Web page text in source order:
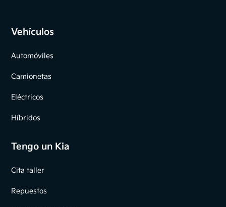
Vehículos
Automóviles
Camionetas
Eléctricos
Híbridos
Tengo un Kia
Cita taller
Repuestos